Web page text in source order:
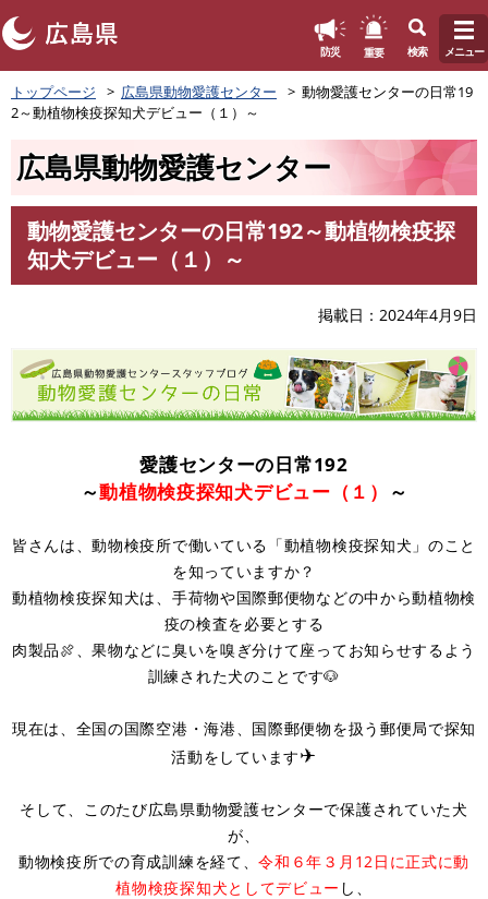
ペ
ー
ジ
防災 重要 検索 メニュー
トップページ 広島県動物愛護センター
動物愛護センターの日常19
2～動植物検疫探知犬デビュー（１）～
広島県動物愛護センター
動物愛護センターの日常192～動植物検疫探
知犬デビュー（１）～
掲載日 2024年4月9日
愛護センターの日常192
～動植物検疫探知犬デビュー（１） ～
皆さんは、動物検疫所で働いている「動植物検疫探知犬」のこと
を知っていますか？
動植物検疫探知犬は、手荷物や国際郵便物などの中から動植物検
疫の検査を必要とする
肉製品🍖、果物などに臭いを嗅ぎ分けて座ってお知らせするよう
訓練された犬のことです🐶
現在は、全国の国際空港・海港、国際郵便物を扱う郵便局で探知
活動をしています✈
そして、このたび広島県動物愛護センターで保護されていた犬
が、
動物検疫所での育成訓練を経て、令和６年３月12日に正式に動
植物検疫探知犬としてデビュー し、